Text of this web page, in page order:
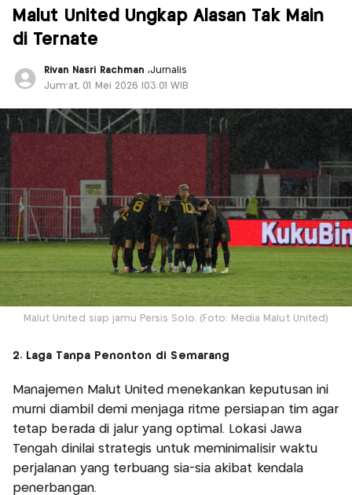
Malut United Ungkap Alasan Tak Main
di Ternate
Rivan Nasri Rachman ,Jurnalis
Jum'at, 01 Mei 2026 |03:01 WIB
Malut United siap jamu Persis Solo. (Foto: Media Malut United)
2. Laga Tanpa Penonton di Semarang
Manajemen Malut United menekankan keputusan ini
murni diambil demi menjaga ritme persiapan tim agar
tetap berada di jalur yang optimal. Lokasi Jawa
Tengah dinilai strategis untuk meminimalisir waktu
perjalanan yang terbuang sia-sia akibat kendala
penerbangan.